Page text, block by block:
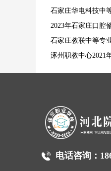
校2023年招生专业
石家庄华电科技中
电科技中等专业学
2023年石家庄口腔
比较好
石家庄教联中等专
教联中等专业学校
涿州职教中心2021
电话咨询：